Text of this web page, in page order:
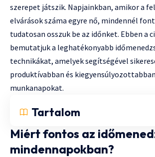
szerepet játszik. Napjainkban, amikor a
elvárások száma egyre nő, mindennél
tudatosan osszuk be az időnket. Ebben a
bemutatjuk a leghatékonyabb
technikákat, amelyek segítségével
produktívabban és
munkanapokat.
Tartalom
Miért fontos az
mindennapokban?